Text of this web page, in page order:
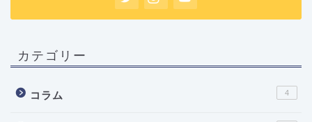
カテゴリー
コラム 4